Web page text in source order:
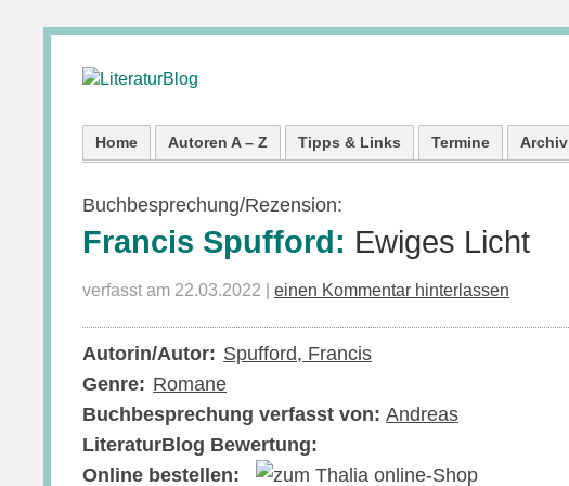
Home Autoren A – Z Tipps & Links Termine Archiv
Buchbesprechung/Rezension:
Francis Spufford: Ewiges Licht
verfasst am 22.03.2022 |einen Kommentar hinterlassen
Autorin/Autor: Spufford, Francis
Genre: Romane
Buchbesprechung verfasst von:Andreas
LiteraturBlog Bewertung:
Online bestellen: